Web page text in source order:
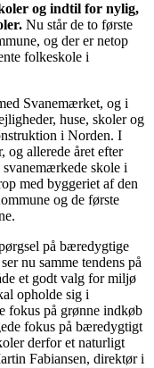
og indtil for nylig,
Nu står de to første
og der er netop
folkeskole i
Svanemærket, og i
huse, skoler og
i Norden. I
og allerede året efter
skole i
med byggeriet af den
og de første
på bæredygtige
nu samme tendens på
et godt valg for miljø
opholde sig i
fokus på grønne indkøb
fokus på bæredygtigt
derfor et naturligt
Fabiansen, direktør i